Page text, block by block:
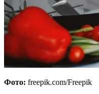
Фото: freepik.com/Freepik